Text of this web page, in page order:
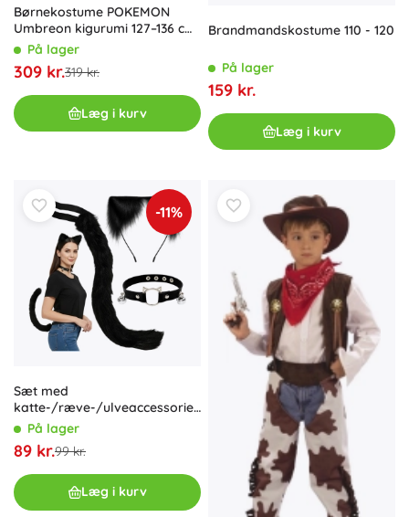
Børnekostume POKEMON
Umbreon kigurumi 127–136 cm
(7–8 år)
På lager
309 kr.319 kr.
Læg i kurv
Brandmandskostume 110 - 120
På lager
159 kr.
Læg i kurv
-11%
Sæt med
katte-/ræve-/ulveaccessories
RUHHY – sort 3-delt kostume
med hale, ører og choker
På lager
89 kr.99 kr.
Læg i kurv